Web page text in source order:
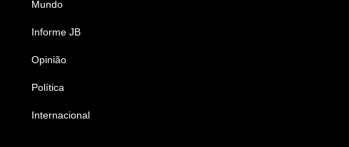
Mundo
Informe JB
Opinião
Política
Internacional